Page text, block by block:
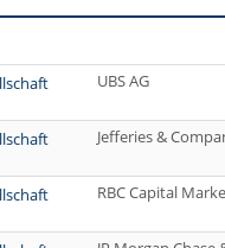
UBS AG
Jefferies &
RBC Capital